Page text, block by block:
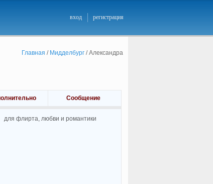
вход регистрация
Главная / Мидделбург/Александра
Сообщение
для флирта, любви и романтики